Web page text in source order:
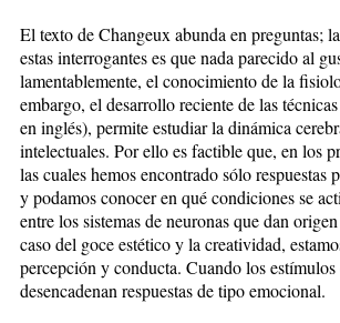
El texto de Changeux abunda en preguntas;
estas interrogantes es que nada parecido al
lamentablemente, el conocimiento de la
embargo, el desarrollo reciente de las
en inglés), permite estudiar la dinámica
intelectuales. Por ello es factible que, en los
las cuales hemos encontrado sólo respuestas
y podamos conocer en qué condiciones se
entre los sistemas de neuronas que dan
caso del goce estético y la creatividad,
percepción y conducta. Cuando los
desencadenan respuestas de tipo emocional.